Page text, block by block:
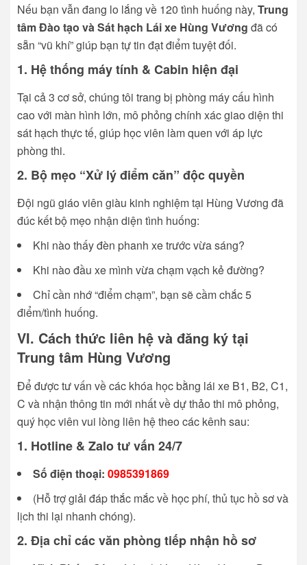
Nếu bạn vẫn đang lo lắng về 120 tình huống này, Trung
tâm Đào tạo và Sát hạch Lái xe Hùng Vương đã có
sẵn “vũ khí” giúp bạn tự tin đạt điểm tuyệt đối.
1. Hệ thống máy tính & Cabin hiện đại
Tại cả 3 cơ sở, chúng tôi trang bị phòng máy cấu hình
cao với màn hình lớn, mô phỏng chính xác giao diện thi
sát hạch thực tế, giúp học viên làm quen với áp lực
phòng thi.
2. Bộ mẹo “Xử lý điểm căn” độc quyền
Đội ngũ giáo viên giàu kinh nghiệm tại Hùng Vương đã
đúc kết bộ mẹo nhận diện tình huống:
Khi nào thấy đèn phanh xe trước vừa sáng?
Khi nào đầu xe mình vừa chạm vạch kẻ đường?
Chỉ cần nhớ “điểm chạm”, bạn sẽ cầm chắc 5
điểm/tình huống.
VI. Cách thức liên hệ và đăng ký tại
Trung tâm Hùng Vương
Để được tư vấn về các khóa học bằng lái xe B1, B2, C1,
C và nhận thông tin mới nhất về dự thảo thi mô phỏng,
quý học viên vui lòng liên hệ theo các kênh sau:
1. Hotline & Zalo tư vấn 24/7
Số điện thoại: 0985391869
(Hỗ trợ giải đáp thắc mắc về học phí, thủ tục hồ sơ và
lịch thi lại nhanh chóng).
2. Địa chỉ các văn phòng tiếp nhận hồ sơ